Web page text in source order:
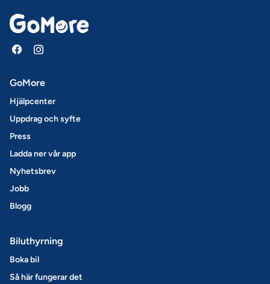
GoMore
Hjälpcenter
Uppdrag och syfte
Press
Ladda ner vår app
Nyhetsbrev
Jobb
Blogg
Biluthyrning
Boka bil
Så här fungerar det